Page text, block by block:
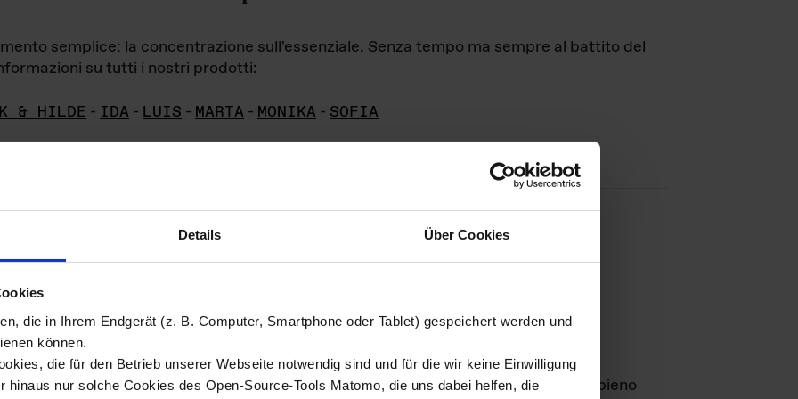
Details Über Cookies
die in Ihrem Endgerät (z. B. Computer, Smartphone oder Tablet) gespeichert werden und
können.
die für den Betrieb unserer Webseite notwendig sind und für die wir keine Einwilligung
hinaus nur solche Cookies des Open-Source-Tools Matomo, die uns dabei helfen, die
semplice: la concentrazione sull'essenziale. Senza tempo ma sempre al battito del
su tutti i nostri prodotti:
& HILDE - IDA - LUIS - MARTA - MONIKA - SOFIA
di immagini
materiale fotografico sono detenuti daDas ganze LebenGmbH e rimangono in pieno